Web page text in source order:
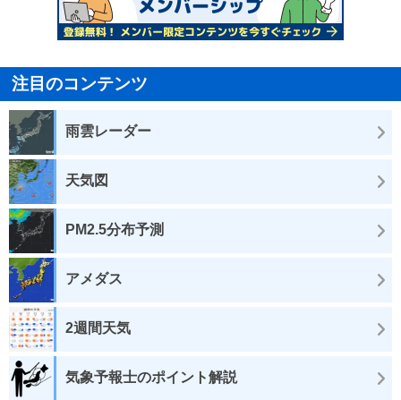
注目のコンテンツ
雨雲レーダー
天気図
PM2.5分布予測
アメダス
2週間天気
気象予報士のポイント解説